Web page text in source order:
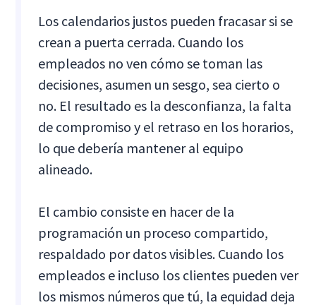
Los calendarios justos pueden fracasar si se
crean a puerta cerrada. Cuando los
empleados no ven cómo se toman las
decisiones, asumen un sesgo, sea cierto o
no. El resultado es la desconfianza, la falta
de compromiso y el retraso en los horarios,
lo que debería mantener al equipo
alineado.
El cambio consiste en hacer de la
programación un proceso compartido,
respaldado por datos visibles. Cuando los
empleados e incluso los clientes pueden ver
los mismos números que tú, la equidad deja